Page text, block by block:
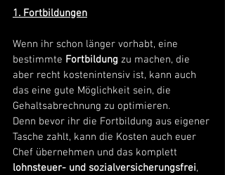
1. Fortbildungen
Wenn ihr schon länger vorhabt, eine
bestimmte Fortbildung zu machen, die
aber recht kostenintensiv ist, kann auch
das eine gute Möglichkeit sein, die
Gehaltsabrechnung zu optimieren.
Denn bevor ihr die Fortbildung aus eigener
Tasche zahlt, kann die Kosten auch euer
Chef übernehmen und das komplett
lohnsteuer- und sozialversicherungsfrei,